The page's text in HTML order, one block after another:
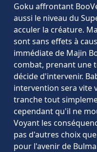
Goku affrontant
aussi le niveau du
acculer la créature.
sont sans effets à
immédiate de Majin
combat, prenant une
décide d'intervenir.
intervention sera vite
tranche tout
cependant qu'il ne
Voyant les
pas d'autres choix
pour l'avenir de